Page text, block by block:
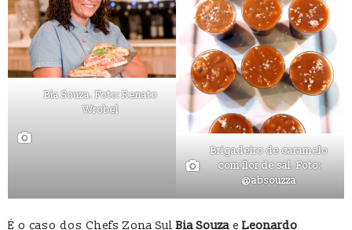
Bia Souza. Foto: Renato
Wrobel
Brigadeiro de caramelo
com flor de sal. Foto:
@absouzza
É o caso dos Chefs Zona SulBia Souza e Leonardo